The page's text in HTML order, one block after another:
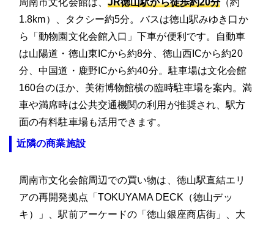
1.8km）、タクシー約5分。バスは徳山駅みゆき口か
ら「動物園文化会館入口」下車が便利です。自動車
は山陽道・徳山東ICから約8分、徳山西ICから約20
分、中国道・鹿野ICから約40分。駐車場は文化会館
160台のほか、美術博物館横の臨時駐車場を案内。満
車や満席時は公共交通機関の利用が推奨され、駅方
面の有料駐車場も活用できます。
近隣の商業施設
周南市文化会館周辺での買い物は、徳山駅直結エリ
アの再開発拠点「TOKUYAMA DECK（徳山デッ
キ）」、駅前アーケードの「徳山銀座商店街」、大